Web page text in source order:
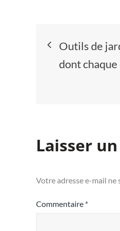
de
Outils de
dont
Laisser
Votre adresse e-mail ne
Commentaire *